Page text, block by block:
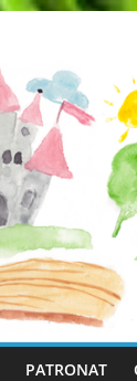
PATRONAT